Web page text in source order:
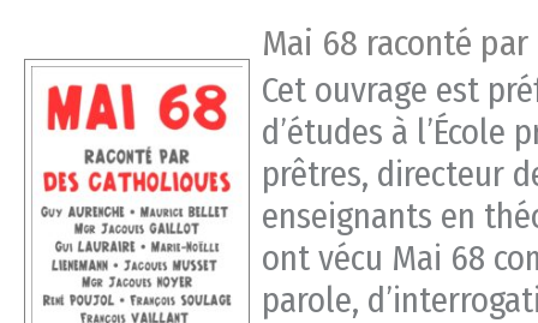
Mai 68 raconté
Cet ouvrage est
d’études à
prêtres, directeur
enseignants en
ont vécu Mai 68
parole,